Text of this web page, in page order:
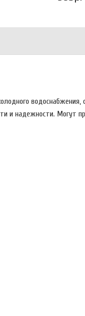
и надежности. Могут